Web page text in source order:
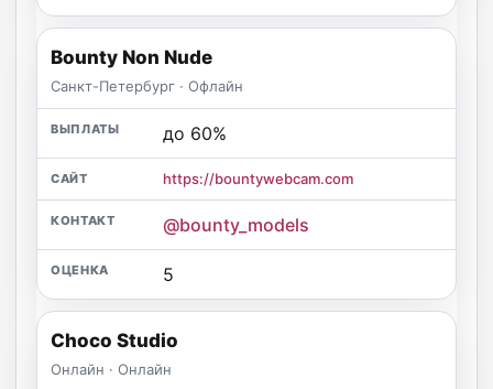
Bounty Non Nude
Санкт-Петербург · Офлайн
до 60%
https://bountywebcam.com
@bounty_models
5
Choco Studio
Онлайн · Онлайн